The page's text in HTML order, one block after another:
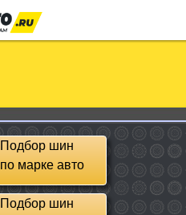
Подбор шин
по марке авто
Подбор шин